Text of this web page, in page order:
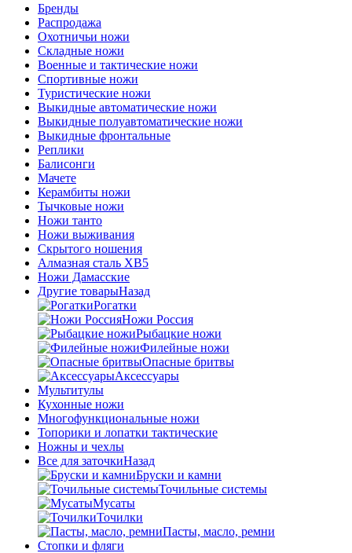
Бренды
Распродажа
Охотничьи ножи
Складные ножи
Военные и тактические ножи
Спортивные ножи
Туристические ножи
Выкидные автоматические ножи
Выкидные полуавтоматические ножи
Выкидные фронтальные
Реплики
Балисонги
Мачете
Керамбиты ножи
Тычковые ножи
Ножи танто
Ножи выживания
Скрытого ношения
Алмазная сталь ХВ5
Ножи Дамасские
Другие товарыНазад
Рогатки
Ножи Россия
Рыбацкие ножи
Филейные ножи
Опасные бритвы
Аксессуары
Мультитулы
Кухонные ножи
Многофункциональные ножи
Топорики и лопатки тактические
Ножны и чехлы
Все для заточкиНазад
Бруски и камни
Точильные системы
Мусаты
Точилки
Пасты, масло, ремни
Стопки и фляги